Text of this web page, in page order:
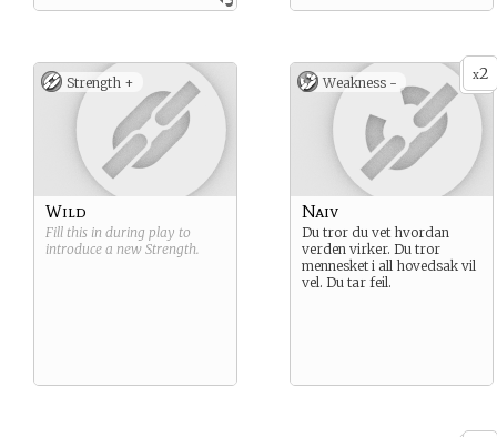
Strength +
Wild
Fill this in during play to
introduce a new Strength.
x2
Weakness -
Naiv
Du tror du vet hvordan
verden virker. Du tror
mennesket i all hovedsak vil
vel. Du tar feil.